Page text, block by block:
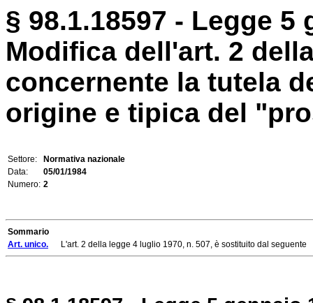
§ 98.1.18597 - Legge 5
Modifica dell'art. 2
concernente la tutela
origine e tipica del
Settore:
Normativa nazionale
Data:
05/01/1984
Numero: 2
Sommario
Art. unico. L'art. 2 della legge 4 luglio 1970, n. 507, è sostituito dal seguente